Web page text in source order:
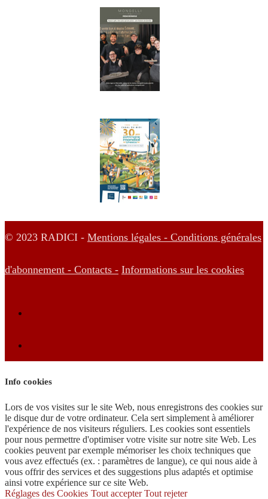
© 2023 RADICI - Mentions légales - Conditions générales
d'abonnement - Contacts - Informations sur les cookies
Info cookies
Lors de vos visites sur le site Web, nous enregistrons des cookies sur
le disque dur de votre ordinateur. Cela sert simplement à améliorer
l'expérience de nos visiteurs réguliers. Les cookies sont essentiels
pour nous permettre d'optimiser votre visite sur notre site Web. Les
cookies peuvent par exemple mémoriser les choix techniques que
vous avez effectués (ex. : paramètres de langue), ce qui nous aide à
vous offrir des services et des suggestions plus adaptés et optimise
ainsi votre expérience sur ce site Web.
Réglages des Cookies Tout accepter Tout rejeter